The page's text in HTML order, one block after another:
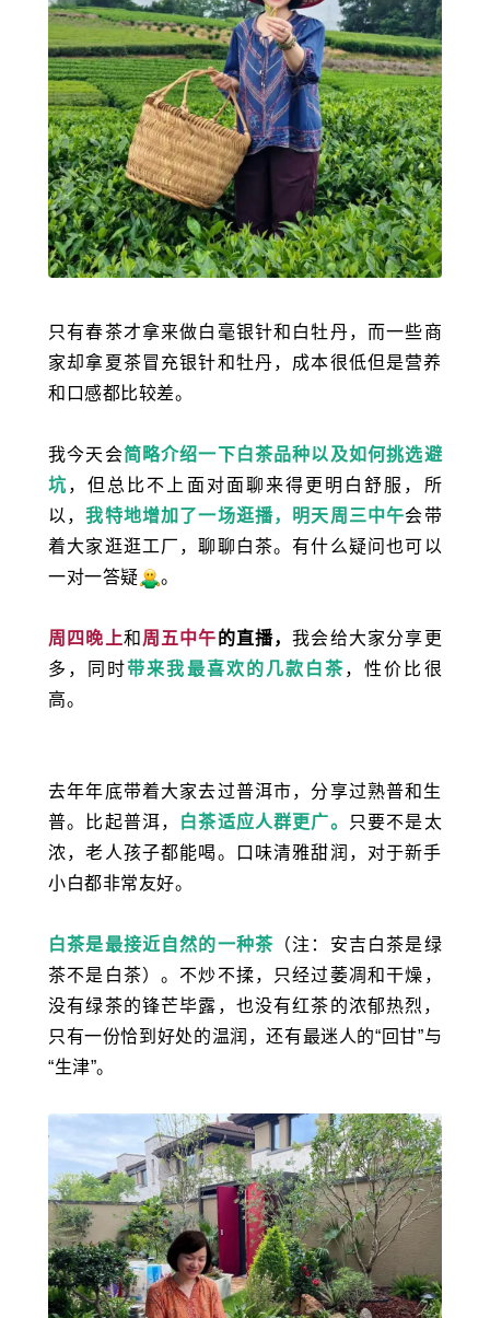
只有春茶才拿来做白毫银针和白牡丹，而一些商
家却拿夏茶冒充银针和牡丹，成本很低但是营养
和口感都比较差。
我今天会简略介绍一下白茶品种以及如何挑选避
坑 ，但总比不上面对面聊来得更明白舒服，所
以，我特地增加了一场逛播，明天周三中午会带
着大家逛逛工厂，聊聊白茶。有什么疑问也可以
一对一答疑
。
周四晚上和 周五中午的直播，我会给大家分享更
多，同时带来我最喜欢的几款白茶，性价比很
高。
去年年底带着大家去过普洱市，分享过熟普和生
普。比起普洱，
白茶适应人群更广。
只要不是太
浓，老人孩子都能喝。口味清雅甜润，对于新手
小白都非常友好。
白茶是最接近自然的一种茶 （注： 安吉白茶是绿
茶不是白茶）。 不炒不揉，只经过萎凋和干燥，
没有绿茶的锋芒毕露，也没有红茶的浓郁热烈，
只有一份恰到好处的温润，还有最迷人的“回甘”与
“生津”。